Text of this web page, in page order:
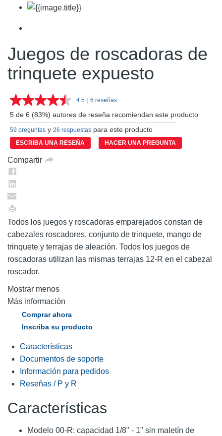
Juegos de roscadoras de
trinquete expuesto
4.5 Lea
reseñas.
Enlace
en
misma
| 6 reseñas
5 de 6 (83%) autores de reseña recomiendan este producto
59 preguntas y 26 respuestas para este producto
ESCRIBA UNA RESEÑA HACER UNA PREGUNTA
Compartir
Todos los juegos y roscadoras emparejados constan de
cabezales roscadores, conjunto de trinquete, mango de
trinquete y terrajas de aleación. Todos los juegos de
roscadoras utilizan las mismas terrajas 12-R en el cabezal
roscador.
Mostrar menos
Más información
Comprar ahora
Inscriba su producto
Características
Documentos de soporte
Información para pedidos
Reseñas / P y R
Características
Modelo 00-R: capacidad 1/8" - 1" sin maletín de